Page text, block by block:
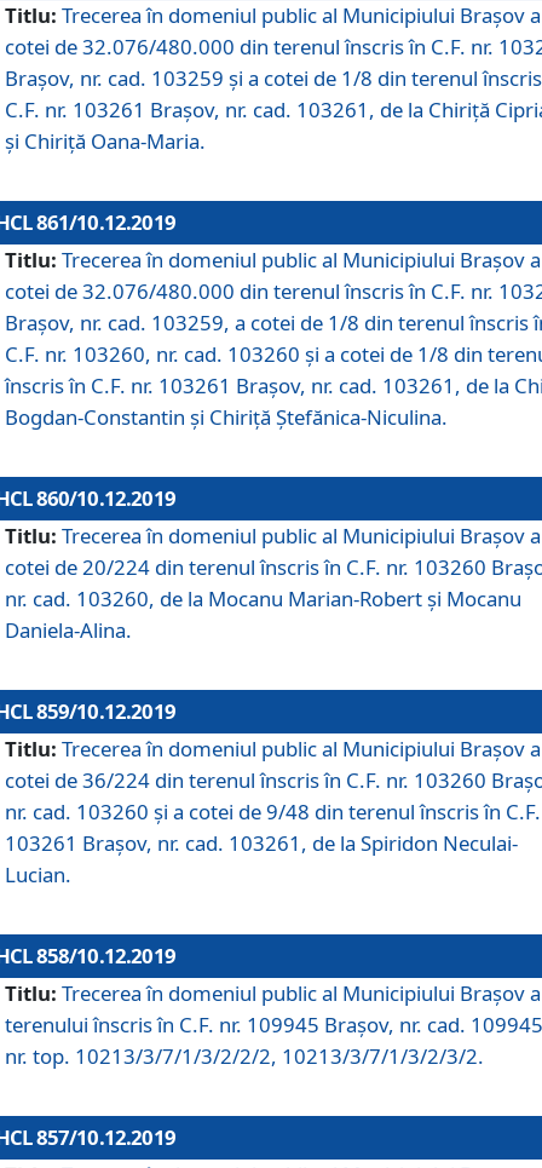
Titlu: Trecerea în domeniul public al Municipiului Braşov a
cotei de 32.076/480.000 din terenul înscris în C.F. nr.
Brașov, nr. cad. 103259 și a cotei de 1/8 din terenul
C.F. nr. 103261 Brașov, nr. cad. 103261, de la Chiriță
și Chiriță Oana-Maria.
861/10.12.2019
Titlu: Trecerea în domeniul public al Municipiului Braşov a
cotei de 32.076/480.000 din terenul înscris în C.F. nr.
Brașov, nr. cad. 103259, a cotei de 1/8 din terenul înscris
C.F. nr. 103260, nr. cad. 103260 și a cotei de 1/8 din
înscris în C.F. nr. 103261 Brașov, nr. cad. 103261, de la
Bogdan-Constantin și Chiriță Ștefănica-Niculina.
860/10.12.2019
Titlu: Trecerea în domeniul public al Municipiului Braşov a
cotei de 20/224 din terenul înscris în C.F. nr. 103260
nr. cad. 103260, de la Mocanu Marian-Robert și Mocanu
Daniela-Alina.
859/10.12.2019
Titlu: Trecerea în domeniul public al Municipiului Braşov a
cotei de 36/224 din terenul înscris în C.F. nr. 103260
nr. cad. 103260 și a cotei de 9/48 din terenul înscris în
103261 Brașov, nr. cad. 103261, de la Spiridon Neculai-
Lucian.
858/10.12.2019
Titlu: Trecerea în domeniul public al Municipiului Braşov a
terenului înscris în C.F. nr. 109945 Brașov, nr. cad.
nr. top. 10213/3/7/1/3/2/2/2, 10213/3/7/1/3/2/3/2.
857/10.12.2019